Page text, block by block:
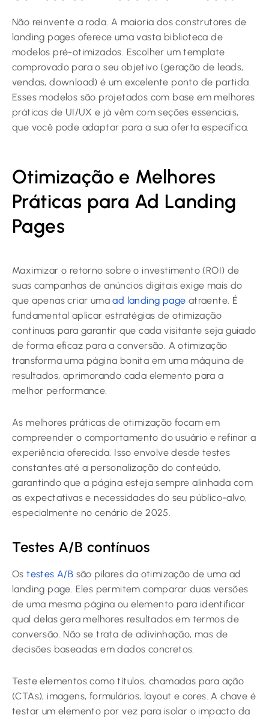
Não reinvente a roda. A maioria dos construtores de
landing pages oferece uma vasta biblioteca de
modelos pré-otimizados. Escolher um template
comprovado para o seu objetivo (geração de leads,
vendas, download) é um excelente ponto de partida.
Esses modelos são projetados com base em melhores
práticas de UI/UX e já vêm com seções essenciais,
que você pode adaptar para a sua oferta específica.
Otimização e Melhores
Práticas para Ad Landing
Pages
Maximizar o retorno sobre o investimento (ROI) de
suas campanhas de anúncios digitais exige mais do
que apenas criar umaad landing page atraente. É
fundamental aplicar estratégias de otimização
contínuas para garantir que cada visitante seja guiado
de forma eficaz para a conversão. A otimização
transforma uma página bonita em uma máquina de
resultados, aprimorando cada elemento para a
melhor performance.
As melhores práticas de otimização focam em
compreender o comportamento do usuário e refinar a
experiência oferecida. Isso envolve desde testes
constantes até a personalização do conteúdo,
garantindo que a página esteja sempre alinhada com
as expectativas e necessidades do seu público-alvo,
especialmente no cenário de 2025.
Testes A/B contínuos
Ostestes A/B são pilares da otimização de uma ad
landing page. Eles permitem comparar duas versões
de uma mesma página ou elemento para identificar
qual delas gera melhores resultados em termos de
conversão. Não se trata de adivinhação, mas de
decisões baseadas em dados concretos.
Teste elementos como títulos, chamadas para ação
(CTAs), imagens, formulários, layout e cores. A chave é
testar um elemento por vez para isolar o impacto da